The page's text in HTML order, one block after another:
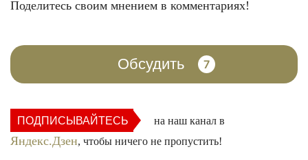
Поделитесь своим мнением в комментариях!
Обсудить 7
ПОДПИСЫВАЙТЕСЬ на наш канал в
Яндекс.Дзен, чтобы ничего не пропустить!